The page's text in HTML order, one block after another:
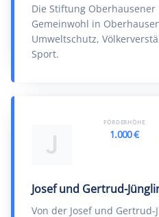
Die Stiftung
Gemeinwohl in
Umweltschutz,
Sport.
J
Josef und Gertrud-
Von der Josef und
FÖRDERHÖHE
1.000 €